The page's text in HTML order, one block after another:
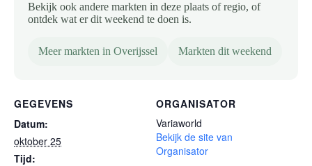
Bekijk ook andere markten in deze plaats of regio, of
ontdek wat er dit weekend te doen is.
Meer markten in Overijssel Markten dit weekend
GEGEVENS
Datum:
oktober 25
Tijd:
ORGANISATOR
Variaworld
Bekijk de site van
Organisator